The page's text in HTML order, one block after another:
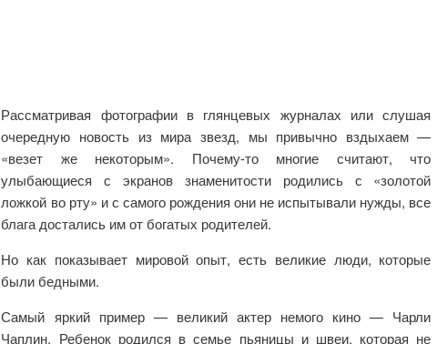
Рассматривая фотографии в глянцевых журналах или слушая
очередную новость из мира звезд, мы привычно вздыхаем —
«везет же некоторым». Почему-то многие считают, что
улыбающиеся с экранов знаменитости родились с «золотой
ложкой во рту» и с самого рождения они не испытывали нужды, все
благадостались им от богатых родителей.
Но как показывает мировой опыт, есть великие люди, которые
были бедными.
Самый яркий пример — великий актер немого кино — Чарли
Чаплин. Ребенок родился в семье пьяницы и швеи, которая не